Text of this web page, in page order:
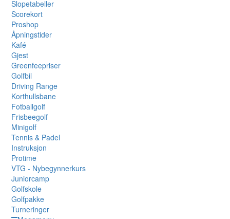
Slopetabeller
Scorekort
Proshop
Åpningstider
Kafé
Gjest
Greenfeepriser
Golfbil
Driving Range
Korthullsbane
Fotballgolf
Frisbeegolf
Minigolf
Tennis & Padel
Instruksjon
Protime
VTG - Nybegynnerkurs
Juniorcamp
Golfskole
Golfpakke
Turneringer